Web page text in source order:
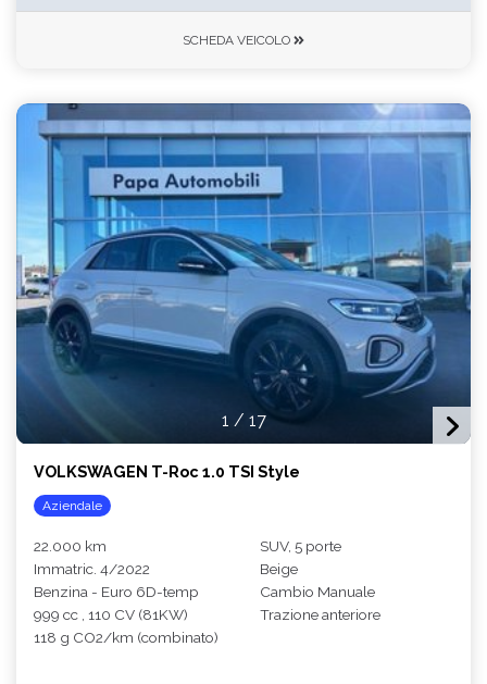
SCHEDA VEICOLO
1 / 17
VOLKSWAGEN T-Roc 1.0 TSI Style
Aziendale
22.000 km
Immatric. 4/2022
Benzina - Euro 6D-temp
999 cc , 110 CV (81KW)
118 g CO2/km (combinato)
SUV, 5 porte
Beige
Cambio Manuale
Trazione anteriore